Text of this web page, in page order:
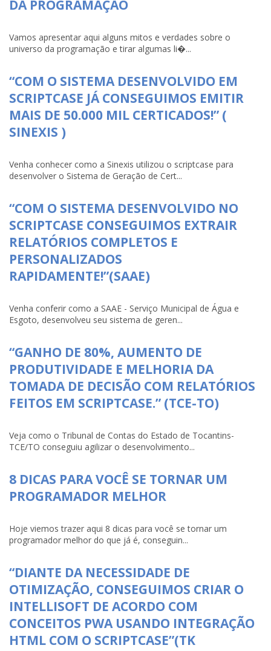
DA PROGRAMAÇÃO
Vamos apresentar aqui alguns mitos e verdades sobre o
universo da programação e tirar algumas li�...
“COM O SISTEMA DESENVOLVIDO EM
SCRIPTCASE JÁ CONSEGUIMOS EMITIR
MAIS DE 50.000 MIL CERTICADOS!” (
SINEXIS )
Venha conhecer como a Sinexis utilizou o scriptcase para
desenvolver o Sistema de Geração de Cert...
“COM O SISTEMA DESENVOLVIDO NO
SCRIPTCASE CONSEGUIMOS EXTRAIR
RELATÓRIOS COMPLETOS E
PERSONALIZADOS
RAPIDAMENTE!”(SAAE)
Venha conferir como a SAAE - Serviço Municipal de Água e
Esgoto, desenvolveu seu sistema de geren...
“GANHO DE 80%, AUMENTO DE
PRODUTIVIDADE E MELHORIA DA
TOMADA DE DECISÃO COM RELATÓRIOS
FEITOS EM SCRIPTCASE.” (TCE-TO)
Veja como o Tribunal de Contas do Estado de Tocantins-
TCE/TO conseguiu agilizar o desenvolvimento...
8 DICAS PARA VOCÊ SE TORNAR UM
PROGRAMADOR MELHOR
Hoje viemos trazer aqui 8 dicas para você se tornar um
programador melhor do que já é, conseguin...
“DIANTE DA NECESSIDADE DE
OTIMIZAÇÃO, CONSEGUIMOS CRIAR O
INTELLISOFT DE ACORDO COM
CONCEITOS PWA USANDO INTEGRAÇÃO
HTML COM O SCRIPTCASE”(TK